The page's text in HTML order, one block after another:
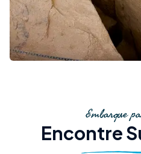
Embarque
Encontre